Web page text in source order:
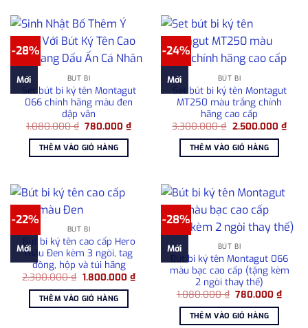
-28%
Mới BÚT BI
Set bút bi ký tên Montagut
066 chính hãng màu đen
dập vân
1.080.000₫ Giá
là:
1.080.000 ₫.
780.000₫Giá
hiện
THÊM VÀO GIỎ HÀNG
-24%
Mới BÚT BI
Set bút bi ký tên Montagut
MT250 màu trắng chính
hãng cao cấp
3.300.000₫ Giá
là:
3.300.000 ₫.
2.500.000 ₫Giá
hiện
THÊM VÀO GIỎ HÀNG
-22%
Mới
BÚT BI
Bút bi ký tên cao cấp Hero
màu Đen kèm 3 ngòi, tag
đồng, hộp và túi hãng
2.300.000₫ Giá
là:
2.300.000 ₫.
1.800.000 ₫Giá
hiện
1.800.000 ₫.
THÊM VÀO GIỎ HÀNG
-28%
Mới BÚT BI
Bút bi ký tên Montagut 066
màu bạc cao cấp (tặng kèm
2 ngòi thay thế)
1.080.000₫ Giá
là:
1.080.000 ₫.
780.000₫Giá
hiện
THÊM VÀO GIỎ HÀNG